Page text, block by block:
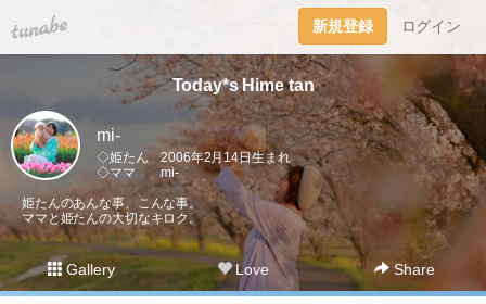
tuna.be 新規登録 ログイン
Today*s Hime tan
mi-
◇姫たん 2006年2月14日生まれ
◇ママ mi-
姫たんのあんな事、こんな事。
ママと姫たんの大切なキロク。
Gallery Love Share